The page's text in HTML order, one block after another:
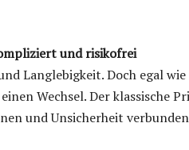
und risikofrei
Langlebigkeit. Doch egal wie
Wechsel. Der klassische
und Unsicherheit